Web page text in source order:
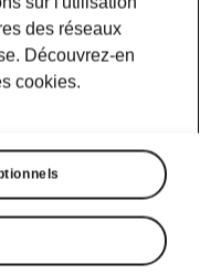
des réseaux
Découvrez-en
cookies.